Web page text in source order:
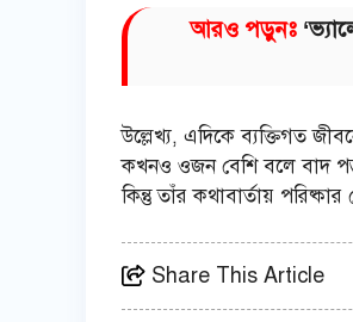
আরও পড়ুনঃ
উল্লেখ্য, এদিকে ব্যক্তিগত
কখনও ওজন বেশি বলে বাদ
কিন্তু তাঁর কথাবার্তায়
Share This Article